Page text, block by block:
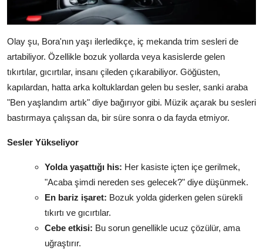
Olay şu, Bora'nın yaşı ilerledikçe, iç mekanda trim sesleri de
artabiliyor. Özellikle bozuk yollarda veya kasislerde gelen
tıkırtılar, gıcırtılar, insanı çileden çıkarabiliyor. Göğüsten,
kapılardan, hatta arka koltuklardan gelen bu sesler, sanki araba
"Ben yaşlandım artık" diye bağırıyor gibi. Müzik açarak bu sesleri
bastırmaya çalışsan da, bir süre sonra o da fayda etmiyor.
Sesler Yükseliyor
Yolda yaşattığı his: Her kasiste içten içe gerilmek,
"Acaba şimdi nereden ses gelecek?" diye düşünmek.
En bariz işaret: Bozuk yolda giderken gelen sürekli
tıkırtı ve gıcırtılar.
Cebe etkisi: Bu sorun genellikle ucuz çözülür, ama
uğraştırır.